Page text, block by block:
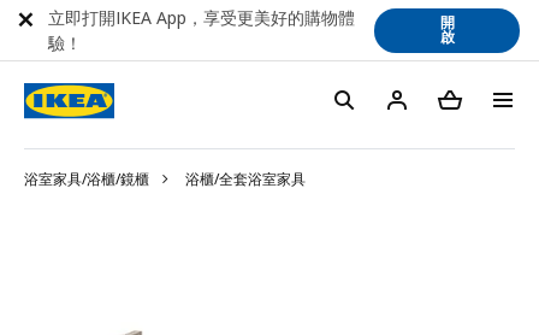
浴室家具/浴櫃/鏡櫃 浴櫃/全套浴室家具
立即打開IKEA App，享受更美好的購物體
驗！
開
啟